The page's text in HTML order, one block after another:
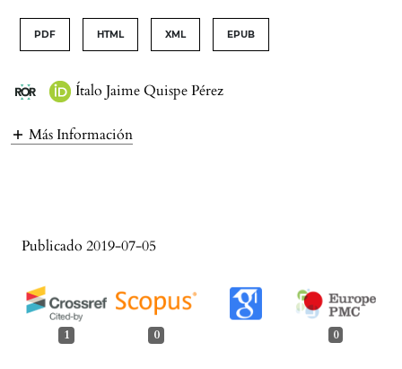
PDF HTML XML EPUB
Ítalo Jaime Quispe Pérez
Más Información
Publicado 2019-07-05
1 0 0